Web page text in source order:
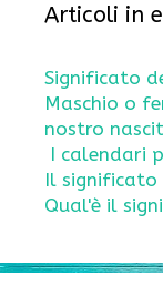
Articoli in
Significato
Maschio o
nostro
I calendari
Il significato
Qual'è il